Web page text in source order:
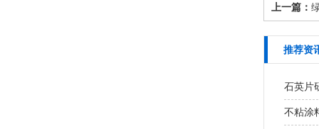
上一篇：
推荐资
石英片
不粘涂